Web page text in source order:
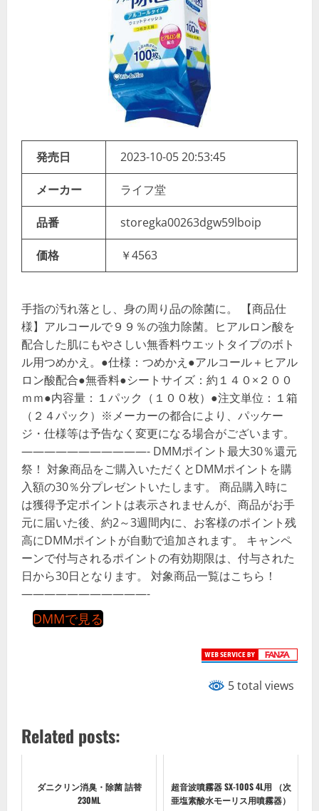
発売日 2023-10-05 20:53:45
メーカー ライフ堂
品番 storegka00263dgw59lboip
価格 ￥4563
手指の汚れ落とし、身の周り品の除菌に。 【商品仕
様】アルコールで９９％の強力除菌。ヒアルロン酸を
配合した肌にもやさしい無香料ウエットタイプのボト
ル用つめかえ。●仕様：つめかえ●アルコール＋ヒアル
ロン酸配合●無香料●シートサイズ：約１４０×２００
ｍｍ●内容量：１パック（１００枚）●注文単位：１箱
（２４パック）※メーカーの都合により、パッケー
ジ・仕様等は予告なく変更になる場合がございます。
———————————- DMMポイント最大30％還元
祭！ 対象商品をご購入いただくとDMMポイントを購
入額の30％分プレゼントいたします。 商品購入時に
は獲得予定ポイントは表示されませんが、商品がお手
元に届いた後、約2～3週間内に、お客様のポイント残
高にDMMポイントが自動で追加されます。 キャンペ
ーンで付与されるポイントの有効期限は、付与された
日から30日となります。 対象商品一覧はこちら！
———————————-
DMMで見る
5 total views
Related posts:
ダニクリン消臭・除菌 詰替
230ML
超音波噴霧器 SX-100S 4L用 （次
亜塩素酸水モーリス用噴霧器）